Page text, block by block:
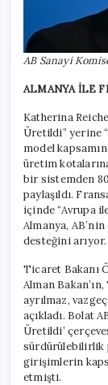
AB Sanayi
ALMANYA İLE
Katherina
Üretildi” yerine
model
üretim
bir sistemden
paylaşıldı.
içinde “Avrupa
Almanya,
desteğini arıyor.
Ticaret Bakanı
Alman
ayrılmaz,
açıkladı. Bolat
Üretildi’
sürdürülebilirlik
girişimlerin
etmişti.